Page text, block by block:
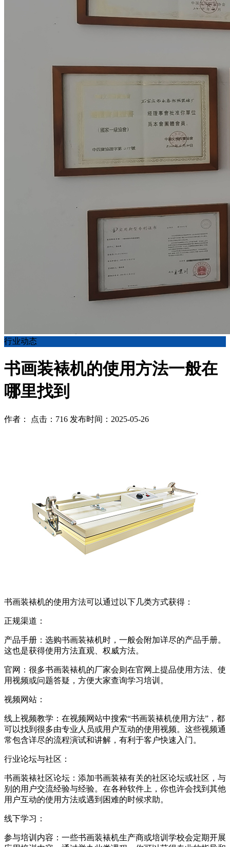
行业动态
书画装裱机的使用方法一般在
哪里找到
作者： 点击：716 发布时间：2025-05-26
书画装裱机的使用方法可以通过以下几类方式获得：
正规渠道：
产品手册：选购书画装裱机时，一般会附加详尽的产品手册。
这也是获得使用方法直观、权威方法。
官网：很多书画装裱机的厂家会则在官网上提品使用方法、使
用视频或问题答疑，方便大家查询学习培训。
视频网站：
线上视频教学：在视频网站中搜索“书画装裱机使用方法”，都
可以找到很多由专业人员或用户互动的使用视频。这些视频通
常包含详尽的流程演试和讲解，有利于客户快速入门。
行业论坛与社区：
书画装裱社区论坛：添加书画装裱有关的社区论坛或社区，与
别的用户交流经验与经验。在各种软件上，你也许会找到其他
用户互动的使用方法或遇到困难的时候求助。
线下学习：
参与培训内容：一些书画装裱机生产商或培训学校会定期开展